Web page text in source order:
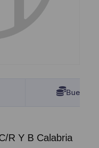
Buenos
R Y B Calabria